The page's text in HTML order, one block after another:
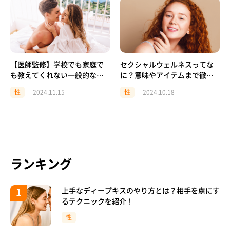
【医師監修】学校でも家庭で
も教えてくれない一般的な
は？
性 2024.11.15
セクシャルウェルネスってな
に？意味やアイテムまで徹底
性 2024.10.18
ランキング
上手なディープキスのやり方とは？相手を虜にす
るテクニックを紹介！
性